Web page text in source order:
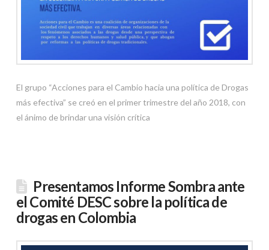
El grupo “Acciones para el Cambio hacia una política de Drogas
más efectiva” se creó en el primer trimestre del año 2018, con
el ánimo de brindar una visión crítica
Presentamos Informe Sombra ante
el Comité DESC sobre la política de
drogas en Colombia